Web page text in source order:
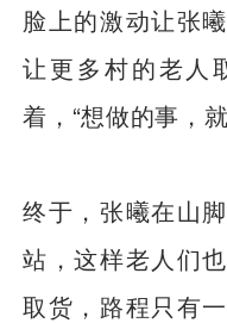
脸上的激动让张
让更多村的老人
着，“想做的事，就
终于，张曦在山
站，这样老人们
取货，路程只有